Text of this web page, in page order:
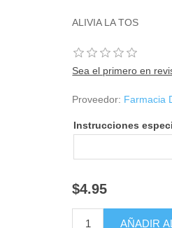
ALIVIA LA TOS
Sea el primero en
Proveedor: Farmacia
Instrucciones
$4.95